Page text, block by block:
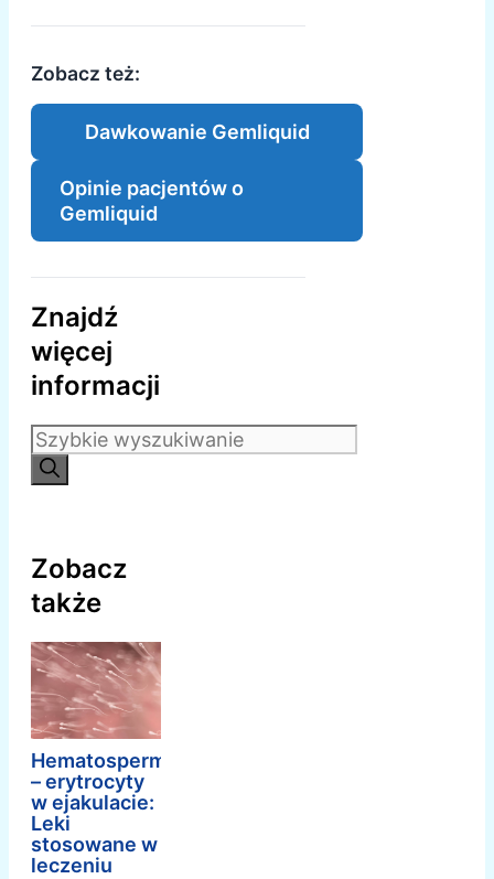
Zobacz też:
Dawkowanie Gemliquid
Opinie pacjentów o
Gemliquid
Znajdź
więcej
informacji
Szukaj:
Zobacz
także
Hematospermia
– erytrocyty
w ejakulacie:
Leki
stosowane w
leczeniu